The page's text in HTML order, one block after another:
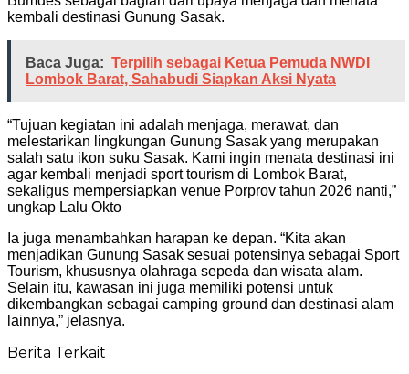
kembali destinasi Gunung Sasak.
Baca Juga: Terpilih sebagai Ketua Pemuda NWDI
Lombok Barat, Sahabudi Siapkan Aksi Nyata
“Tujuan kegiatan ini adalah menjaga, merawat, dan
melestarikan lingkungan Gunung Sasak yang merupakan
salah satu ikon suku Sasak. Kami ingin menata destinasi ini
agar kembali menjadi sport tourism di Lombok Barat,
sekaligus mempersiapkan venue Porprov tahun 2026 nanti,”
ungkap Lalu Okto
Ia juga menambahkan harapan ke depan. “Kita akan
menjadikan Gunung Sasak sesuai potensinya sebagai Sport
Tourism, khususnya olahraga sepeda dan wisata alam.
Selain itu, kawasan ini juga memiliki potensi untuk
dikembangkan sebagai camping ground dan destinasi alam
lainnya,” jelasnya.
Berita Terkait